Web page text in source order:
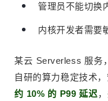
管理员不能切换
内核开发者需要
某云 Serverless 服务
自研的算力稳定技术
约 10% 的 P99 延迟，